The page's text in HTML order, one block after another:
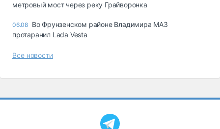
метровый мост через реку Грайворонка
06.08 Во Фрунзенском районе Владимира МАЗ
протаранил Lada Vesta
Все новости